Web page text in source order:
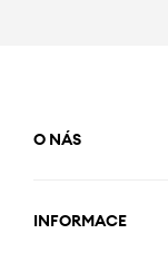
O NÁS
INFORMACE